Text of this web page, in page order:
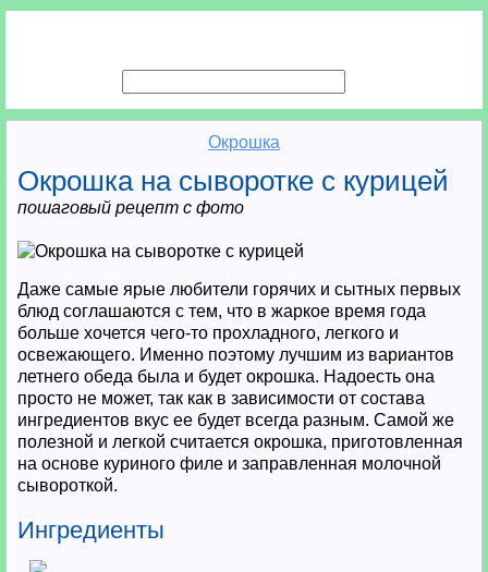
Окрошка
Окрошка на сыворотке с курицей
пошаговый рецепт с фото
Даже самые ярые любители горячих и сытных первых
блюд соглашаются с тем, что в жаркое время года
больше хочется чего-то прохладного, легкого и
освежающего. Именно поэтому лучшим из вариантов
летнего обеда была и будет окрошка. Надоесть она
просто не может, так как в зависимости от состава
ингредиентов вкус ее будет всегда разным. Самой же
полезной и легкой считается окрошка, приготовленная
на основе куриного филе и заправленная молочной
сывороткой.
Ингредиенты